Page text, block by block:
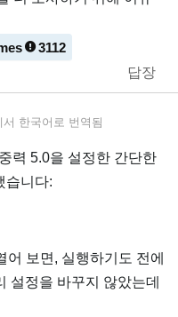
3112
답장
서 한국어 로 번역됨
력 5.0을 설정한 간단한
습니다:
어 보면, 실행하기도 전에
설정을 바꾸지 않았는데